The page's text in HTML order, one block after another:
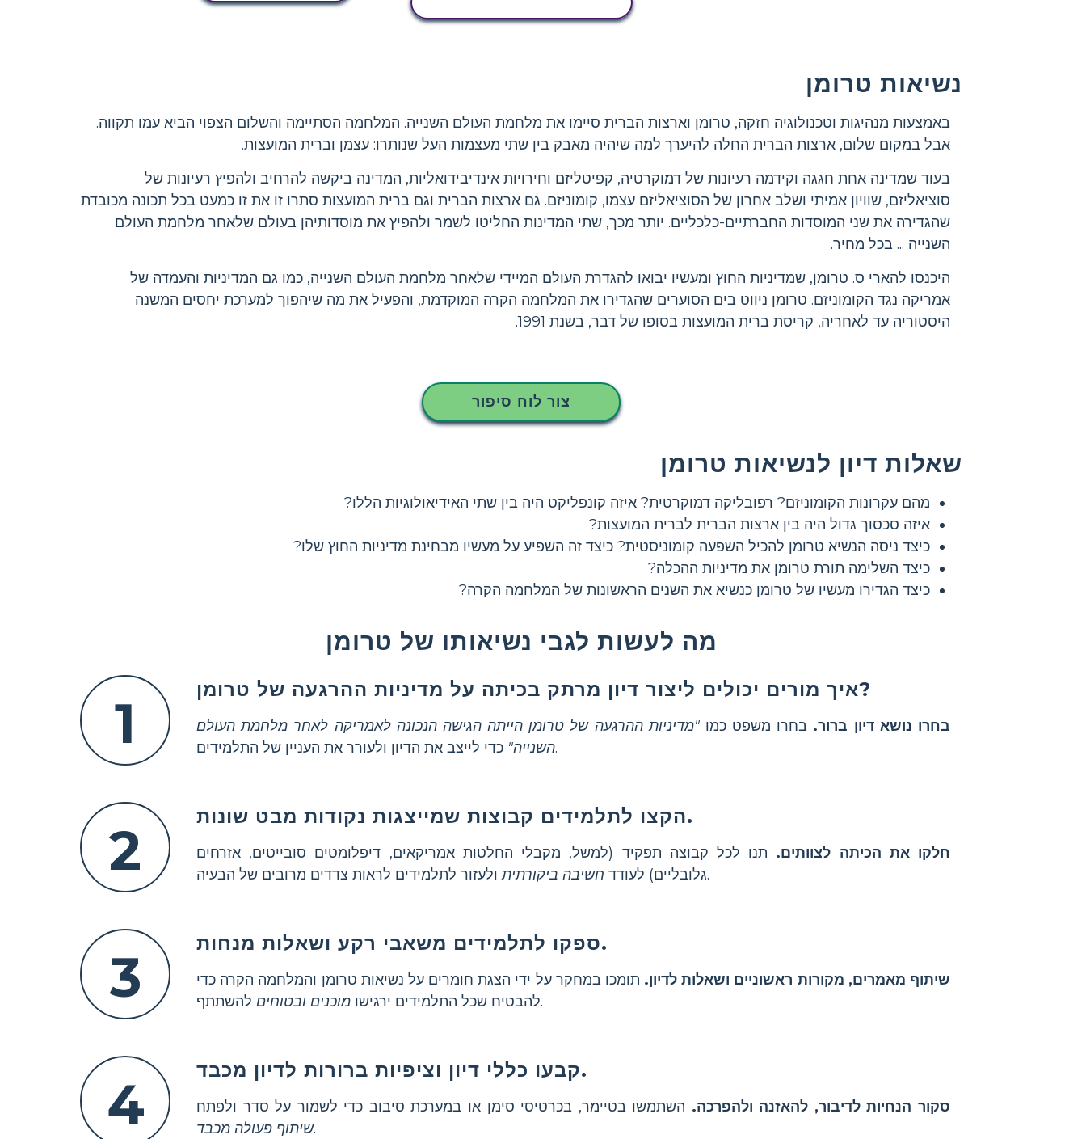
נשיאות טרומן
באמצעות מנהיגות וטכנולוגיה חזקה, טרומן וארצות הברית סיימו את מלחמת העולם השנייה. המלחמה הסתיימה והשלום הצפוי הביא עמו תקווה.
אבל במקום שלום, ארצות הברית החלה להיערך למה שיהיה מאבק בין שתי מעצמות העל שנותרו: עצמן וברית המועצות.
בעוד שמדינה אחת חגגה וקידמה רעיונות של דמוקרטיה, קפיטליזם וחירויות אינדיבידואליות, המדינה ביקשה להרחיב ולהפיץ רעיונות של
סוציאליזם, שוויון אמיתי ושלב אחרון של הסוציאליזם עצמו, קומוניזם. גם ארצות הברית וגם ברית המועצות סתרו זו את זו כמעט בכל תכונה מכובדת
שהגדירה את שני המוסדות החברתיים-כלכליים. יותר מכך, שתי המדינות החליטו לשמר ולהפיץ את מוסדותיהן בעולם שלאחר מלחמת העולם
השנייה ... בכל מחיר.
היכנסו להארי ס. טרומן, שמדיניות החוץ ומעשיו יבואו להגדרת העולם המיידי שלאחר מלחמת העולם השנייה, כמו גם המדיניות והעמדה של
אמריקה נגד הקומוניזם. טרומן ניווט בים הסוערים שהגדירו את המלחמה הקרה המוקדמת, והפעיל את מה שיהפוך למערכת יחסים המשנה
היסטוריה עד לאחריה, קריסת ברית המועצות בסופו של דבר, בשנת 1991.
צור לוח סיפור
שאלות דיון לנשיאות טרומן
מהם עקרונות הקומוניזם? רפובליקה דמוקרטית? איזה קונפליקט היה בין שתי האידיאולוגיות הללו?
איזה סכסוך גדול היה בין ארצות הברית לברית המועצות?
כיצד ניסה הנשיא טרומן להכיל השפעה קומוניסטית? כיצד זה השפיע על מעשיו מבחינת מדיניות החוץ שלו?
כיצד השלימה תורת טרומן את מדיניות ההכלה?
כיצד הגדירו מעשיו של טרומן כנשיא את השנים הראשונות של המלחמה הקרה?
מה לעשות לגבי נשיאותו של טרומן
1
איך מורים יכולים ליצור דיון מרתק בכיתה על מדיניות ההרגעה של טרומן?
בחרו נושא דיון ברור. בחרו משפט כמו"מדיניות ההרגעה של טרומן הייתה הגישה הנכונה לאמריקה לאחר מלחמת העולם
השנייה"כדי לייצב את הדיון ולעורר את העניין של התלמידים.
2
הקצו לתלמידים קבוצות שמייצגות נקודות מבט שונות.
חלקו את הכיתה לצוותים. תנו לכל קבוצה תפקיד (למשל, מקבלי החלטות אמריקאים, דיפלומטים סובייטים, אזרחים
גלובליים) לעודד חשיבה ביקורתית ולעזור לתלמידים לראות צדדים מרובים של הבעיה.
3
ספקו לתלמידים משאבי רקע ושאלות מנחות.
שיתוף מאמרים, מקורות ראשוניים ושאלות לדיון. תומכו במחקר על ידי הצגת חומרים על נשיאות טרומן והמלחמה הקרה כדי
להבטיח שכל התלמידים ירגישו מוכנים ובטוחים להשתתף.
4
קבעו כללי דיון וציפיות ברורות לדיון מכבד.
סקור הנחיות לדיבור, להאזנה ולהפרכה. השתמשו בטיימר, בכרטיסי סימן או במערכת סיבוב כדי לשמור על סדר ולפתח
שיתוף פעולה מכבד.